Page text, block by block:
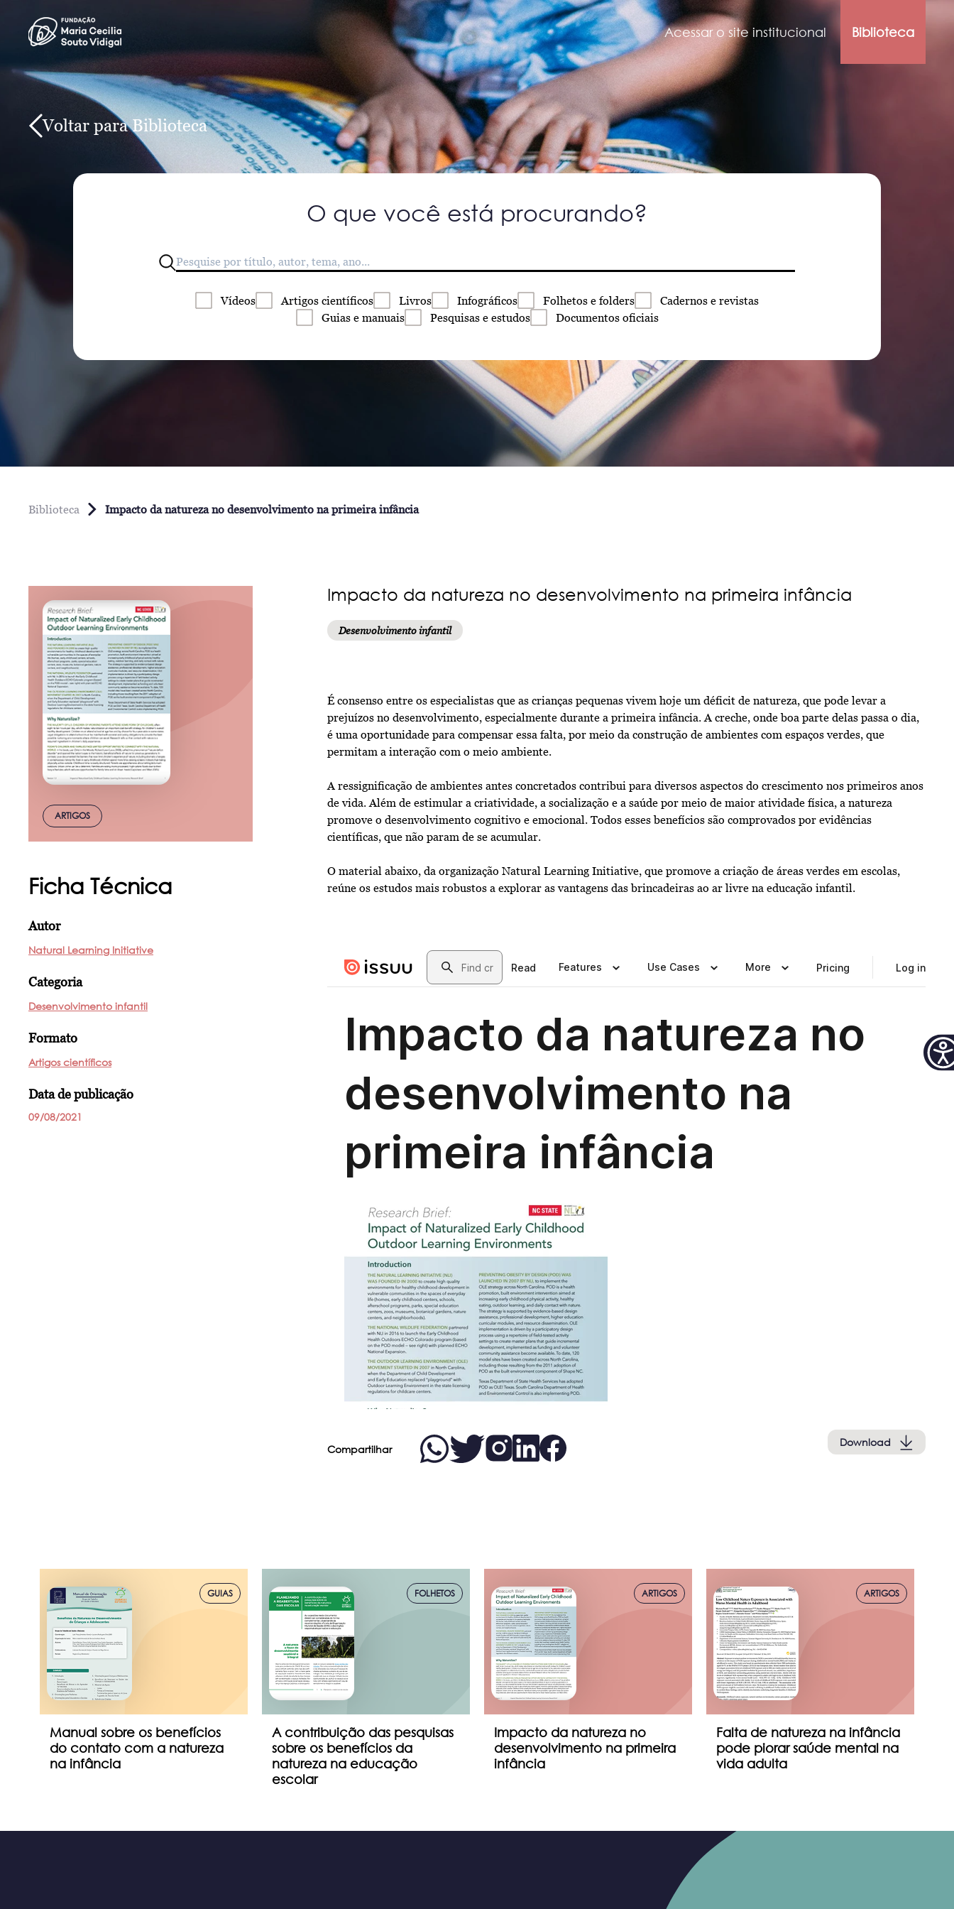
Acessar o site institucional Biblioteca
Voltar para Biblioteca
O que você está procurando?
Vídeos Artigos científicos Livros Infográficos Folhetos e folders Cadernos e revistas
Guias e manuais Pesquisas e estudos Documentos oficiais
Biblioteca Impacto da natureza no desenvolvimento na primeira infância
ARTIGOS
Ficha Técnica
Autor
Natural Learning Initiative
Categoria
Desenvolvimento infantil
Formato
Artigos científicos
Data de publicação
09/08/2021
Impacto da natureza no desenvolvimento na primeira infância
Desenvolvimento infantil
É consenso entre os especialistas que as crianças pequenas vivem hoje um déficit de natureza, que pode levar a
prejuízos no desenvolvimento, especialmente durante a primeira infância. A creche, onde boa parte delas passa o dia,
é uma oportunidade para compensar essa falta, por meio da construção de ambientes com espaços verdes, que
permitam a interação com o meio ambiente.
A ressignificação de ambientes antes concretados contribui para diversos aspectos do crescimento nos primeiros anos
de vida. Além de estimular a criatividade, a socialização e a saúde por meio de maior atividade física, a natureza
promove o desenvolvimento cognitivo e emocional. Todos esses benefícios são comprovados por evidências
científicas, que não param de se acumular.
O material abaixo, da organização Natural Learning Initiative, que promove a criação de áreas verdes em escolas,
reúne os estudos mais robustos a explorar as vantagens das brincadeiras ao ar livre na educação infantil.
Compartilhar
Download
GUIAS
Manual sobre os benefícios
do contato com a natureza
na infância
FOLHETOS
A contribuição das pesquisas
sobre os benefícios da
natureza na educação
escolar
ARTIGOS
Impacto da natureza no
desenvolvimento na primeira
infância
ARTIGOS
Falta de natureza na infância
pode piorar saúde mental na
vida adulta